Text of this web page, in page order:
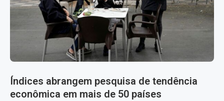
Índices abrangem pesquisa de tendência
econômica em mais de 50 países